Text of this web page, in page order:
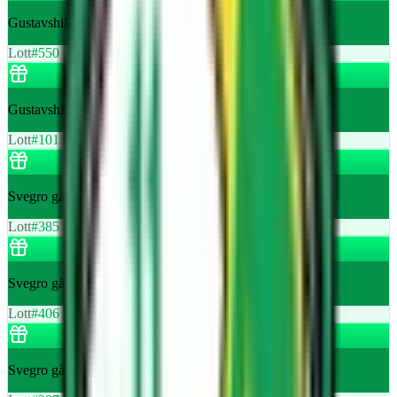
Gustavshill 1 st pelargon
Lott#550
Gustavshill 1 st pelargon
Lott#101
Svegro gåvopåse med 6 stycken krukor örter
Lott#385
Svegro gåvopåse med 6 stycken krukor örter
Lott#406
Svegro gåvopåse med 6 stycken krukor örter